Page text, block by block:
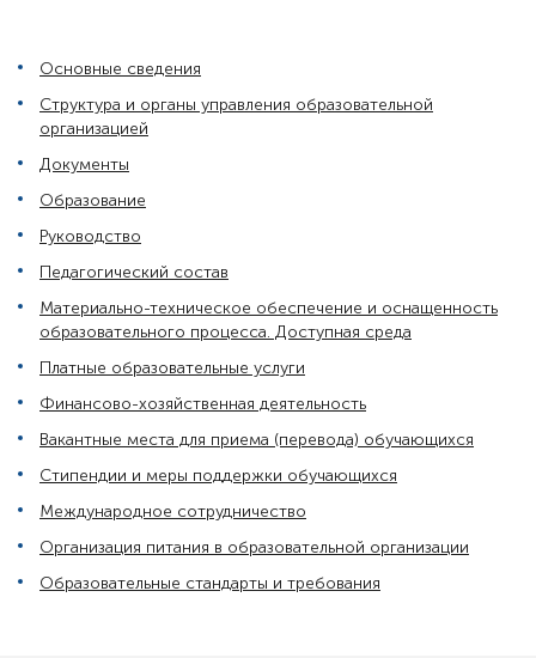
Основные сведения
Структура и органы управления образовательной
организацией
Документы
Образование
Руководство
Педагогический состав
Материально-техническое обеспечение и оснащенность
образовательного процесса. Доступная среда
Платные образовательные услуги
Финансово-хозяйственная деятельность
Вакантные места для приема (перевода) обучающихся
Стипендии и меры поддержки обучающихся
Международное сотрудничество
Организация питания в образовательной организации
Образовательные стандарты и требования